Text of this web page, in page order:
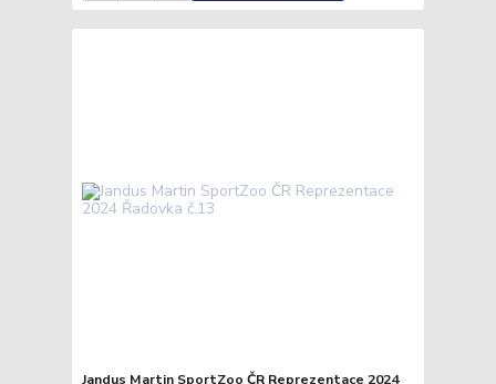
Jandus Martin SportZoo ČR Reprezentace 2024